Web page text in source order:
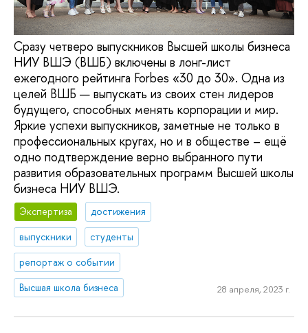
Сразу четверо выпускников Высшей школы бизнеса
НИУ ВШЭ (ВШБ) включены в лонг-лист
ежегодного рейтинга Forbes «30 до 30». Одна из
целей ВШБ — выпускать из своих стен лидеров
будущего, способных менять корпорации и мир.
Яркие успехи выпускников, заметные не только в
профессиональных кругах, но и в обществе – ещё
одно подтверждение верно выбранного пути
развития образовательных программ Высшей школы
бизнеса НИУ ВШЭ.
Экспертиза
достижения
выпускники
студенты
репортаж о событии
Высшая школа бизнеса
28 апреля, 2023 г.